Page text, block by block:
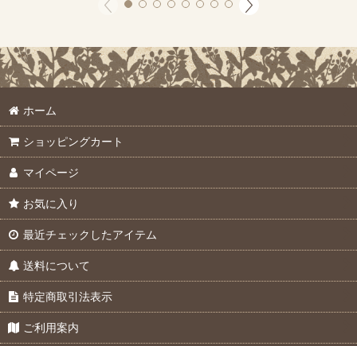
ホーム
ショッピングカート
マイページ
お気に入り
最近チェックしたアイテム
送料について
特定商取引法表示
ご利用案内